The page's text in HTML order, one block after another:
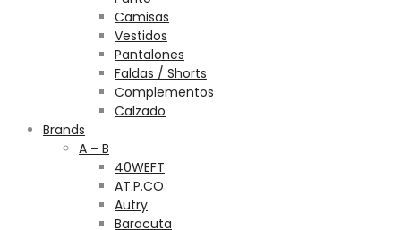
Camisas
Vestidos
Pantalones
Faldas / Shorts
Complementos
Calzado
Brands
A – B
40WEFT
AT.P.CO
Autry
Baracuta